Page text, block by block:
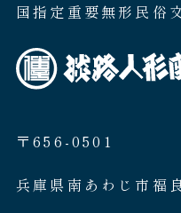
国指定重要無形民
〒656-0501
兵庫県南あわじ市福